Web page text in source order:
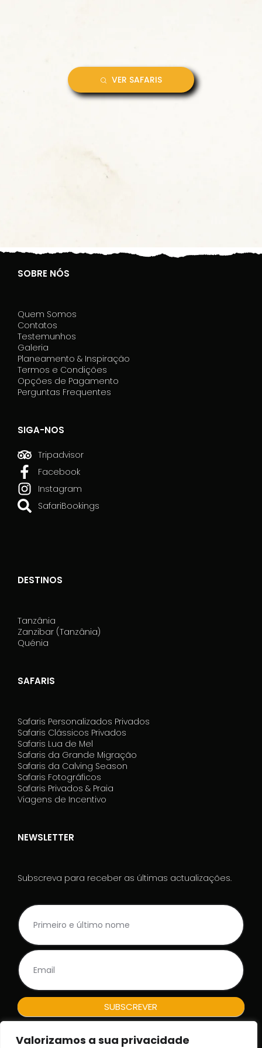
Valorizamos a sua privacidade
VER SAFARIS
SOBRE NÓS
Quem Somos
Contatos
Testemunhos
Galeria
Planeamento & Inspiração
Termos e Condições
Opções de Pagamento
Perguntas Frequentes
SIGA-NOS
Tripadvisor
Facebook
Instagram
SafariBookings
DESTINOS
Tanzânia
Zanzibar (Tanzânia)
Quénia
SAFARIS
Safaris Personalizados Privados
Safaris Clássicos Privados
Safaris Lua de Mel
Safaris da Grande Migração
Safaris da Calving Season
Safaris Fotográficos
Safaris Privados & Praia
Viagens de Incentivo
NEWSLETTER
Subscreva para receber as últimas actualizações.
NL
Rodape_PT
f
y
u
a
r
h
u
a
SUBSCREVER